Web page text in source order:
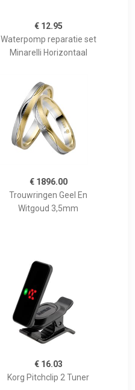
€ 12.95
Waterpomp reparatie set
Minarelli Horizontaal
€ 1896.00
Trouwringen Geel En
Witgoud 3,5mm
€ 16.03
Korg Pitchclip 2 Tuner